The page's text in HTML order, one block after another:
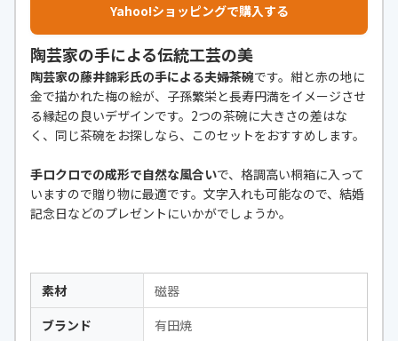
Yahoo!ショッピングで購入する
陶芸家の手による伝統工芸の美
陶芸家の藤井錦彩氏の手による夫婦茶碗です。紺と赤の地に
金で描かれた梅の絵が、子孫繁栄と長寿円満をイメージさせ
る縁起の良いデザインです。2つの茶碗に大きさの差はな
く、同じ茶碗をお探しなら、このセットをおすすめします。
手ロクロでの成形で自然な風合いで、格調高い桐箱に入って
いますので贈り物に最適です。文字入れも可能なので、結婚
記念日などのプレゼントにいかがでしょうか。
素材
磁器
ブランド
有田焼